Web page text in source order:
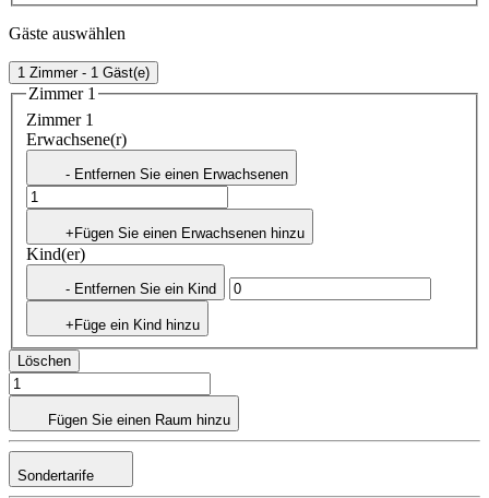
Gäste auswählen
1 Zimmer - 1 Gäst(e)
Zimmer 1
Zimmer 1
Erwachsene(r)
- Entfernen Sie einen Erwachsenen
+Fügen Sie einen Erwachsenen hinzu
Kind(er)
- Entfernen Sie ein Kind
+Füge ein Kind hinzu
Löschen
Fügen Sie einen Raum hinzu
Sondertarife